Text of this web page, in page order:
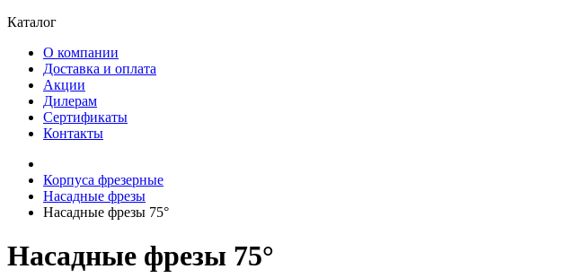
Каталог
О компании
Доставка и оплата
Акции
Дилерам
Сертификаты
Контакты
Корпуса фрезерные
Насадные фрезы
Насадные фрезы 75°
Насадные фрезы 75°